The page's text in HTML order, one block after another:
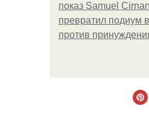
показ Samuel
превратил подиум
против